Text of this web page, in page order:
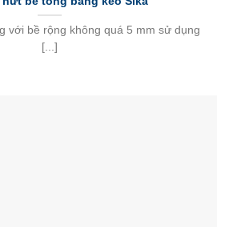
với bề rộng không quá 5 mm sử dụng
[...]